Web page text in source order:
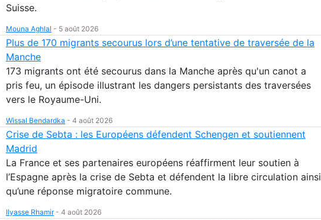
Suisse.
Mouna Aghlal - 5 août 2026
Plus de 170 migrants secourus lors d’une tentative de traversée de la
Manche
173 migrants ont été secourus dans la Manche après qu'un canot a
pris feu, un épisode illustrant les dangers persistants des traversées
vers le Royaume-Uni.
Wissal Bendardka - 4 août 2026
Crise de Sebta : les Européens défendent Schengen et soutiennent
Madrid
La France et ses partenaires européens réaffirment leur soutien à
l’Espagne après la crise de Sebta et défendent la libre circulation ainsi
qu’une réponse migratoire commune.
Ilyasse Rhamir- 4 août 2026